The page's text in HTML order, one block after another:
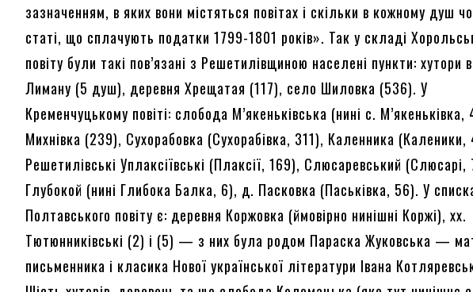
зазначенням, в яких вони містяться повітах і скільки в кожному душ
статі, що сплачують податки 1799-1801 років». Так у складі
повіту були такі пов’язані з Решетилівщиною населені пункти: хутори
Лиману (5 душ), деревня Хрещатая (117), село Шиловка (536). У
Кременчуцькому повіті: слобода М’якеньківська (нині с. М’якеньківка,
Михнівка (239), Сухорабовка (Сухорабівка, 311), Каленника
Решетилівські Уплаксіївські (Плаксії, 169), Слюсаревський (Слюсарі,
Глубокой (нині Глибока Балка, 6), д. Пасковка (Паськівка, 56). У
Полтавського повіту є: деревня Коржовка (ймовірно нинішні Коржі), хх.
Тютюнниківські (2) і (5) — з них була родом Параска Жуковська —
письменника і класика Нової української літератури Івана